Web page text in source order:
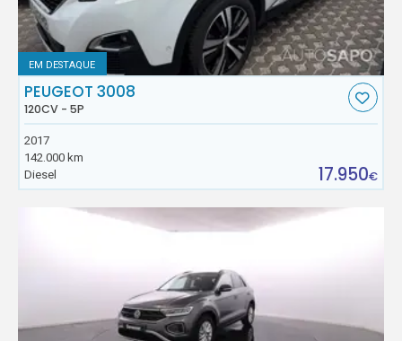
EM DESTAQUE
PEUGEOT 3008
120CV - 5P
2017
142.000 km
Diesel
17.950€